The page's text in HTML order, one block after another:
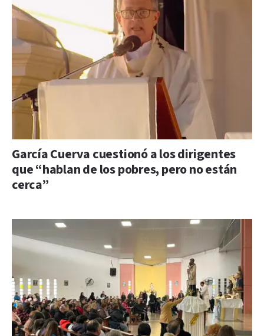
García Cuerva cuestionó a los dirigentes
que “hablan de los pobres, pero no están
cerca”